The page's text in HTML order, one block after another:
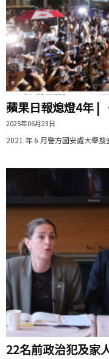
蘋果日報熄燈4年 |
2025年06月23日
2021 年 6 月警方國安處大舉搜
22名前政治犯及家